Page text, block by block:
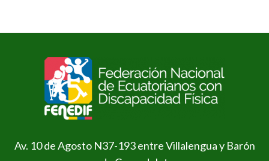
Av. 10 de Agosto N37-193 entre Villalengua y Barón